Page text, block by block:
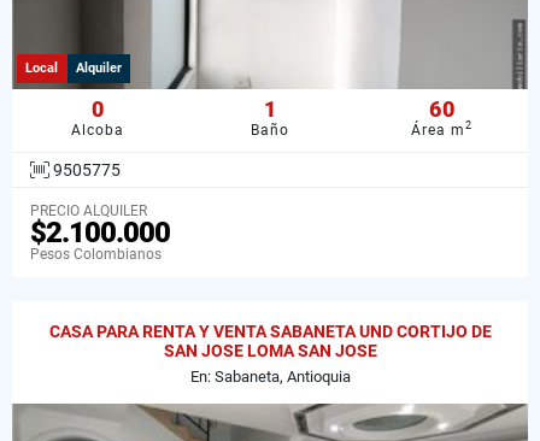
Local Alquiler
0
Alcoba
1
Baño
60
Área m2
9505775
PRECIO ALQUILER
$2.100.000
Pesos Colombianos
CASA PARA RENTA Y VENTA SABANETA UND CORTIJO DE
SAN JOSE LOMA SAN JOSE
En: Sabaneta, Antioquia